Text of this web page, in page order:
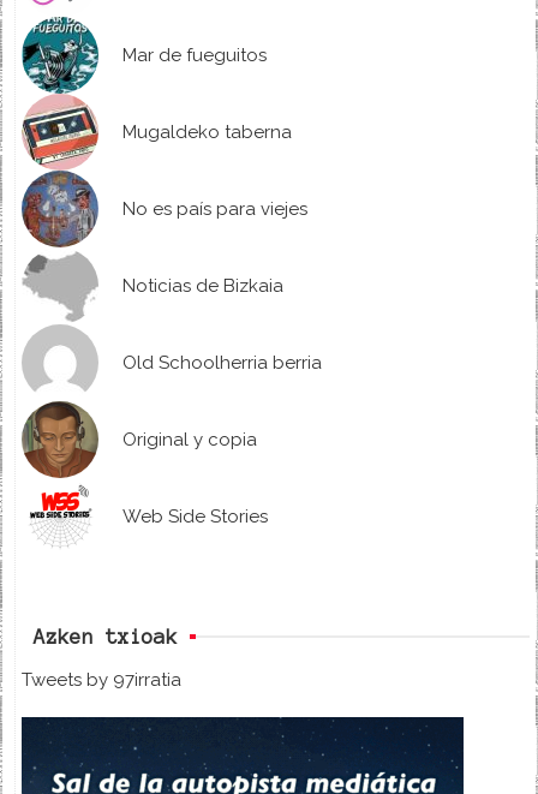
Mar de fueguitos
Mugaldeko taberna
No es país para viejes
Noticias de Bizkaia
Old Schoolherria berria
Original y copia
Web Side Stories
Azken txioak
Tweets by 97irratia